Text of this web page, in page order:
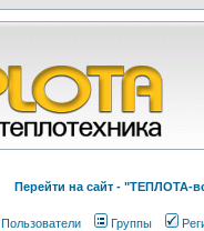
Перейти на cайт -
Пользователи Группы